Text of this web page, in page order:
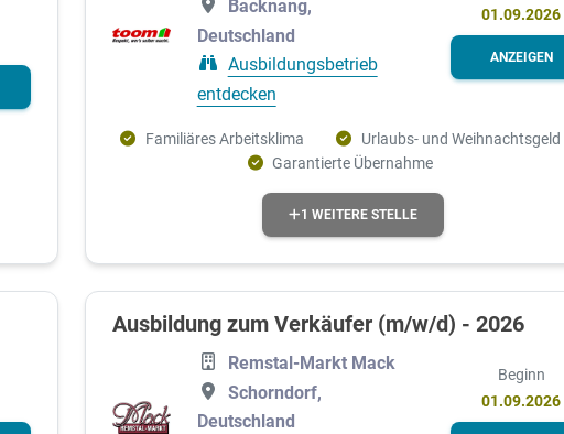
Backnang,
Deutschland
Ausbildungsbetrieb
entdecken
01.09.2026
ANZEIGEN
Familiäres Arbeitsklima
Urlaubs- und Weihnachtsgeld
Garantierte Übernahme
1 WEITERE STELLE
Ausbildung zum Verkäufer (m/w/d) - 2026
Remstal-Markt Mack
Schorndorf,
Deutschland
Beginn
01.09.2026